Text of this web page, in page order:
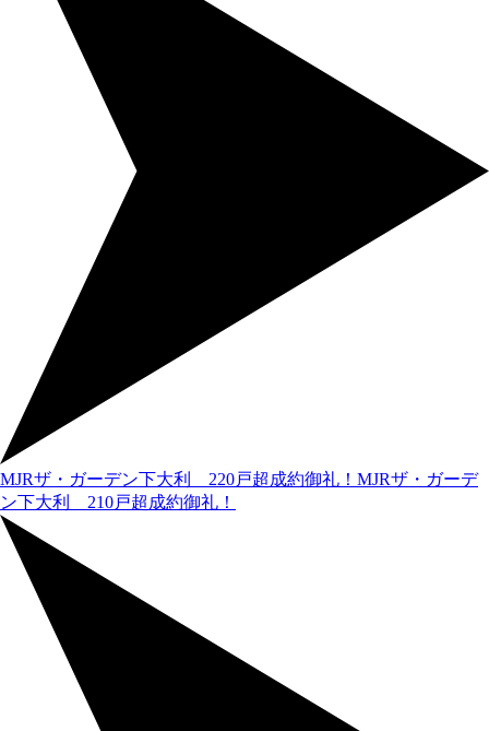
MJRザ・ガーデン下大利 220戸超成約御礼！ MJRザ・ガーデ
ン下大利 210戸超成約御礼！